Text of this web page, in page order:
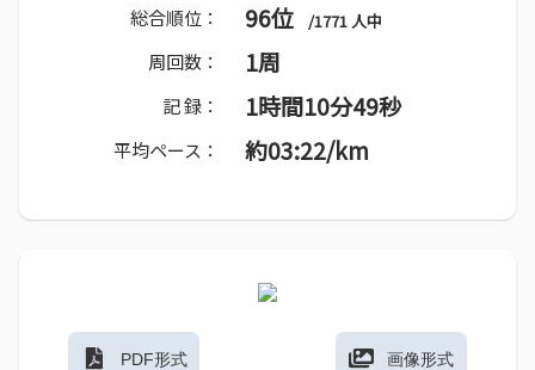
総合順位： 96位 /1771 人中
周回数： 1周
記 録： 1時間10分49秒
平均ペース： 約03:22/km
PDF形式 画像形式